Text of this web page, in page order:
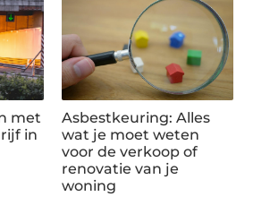
met
in
Asbestkeuring: Alles
wat je moet weten
voor de verkoop of
renovatie van je
woning